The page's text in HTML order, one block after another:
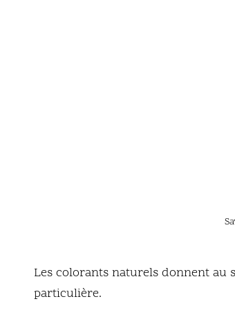
Les colorants naturels donnent
particulière.